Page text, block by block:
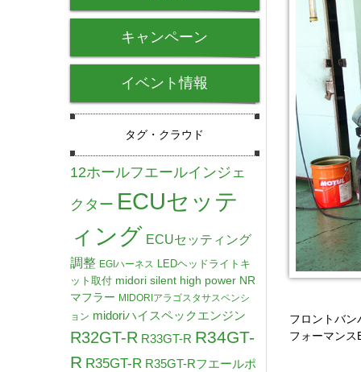
フロントバ
フォーマンス
キャンペーン
イベント情報
タグ・クラウド
12ホールフエールインジェ
クター ECUセッテ
ィング ECUセッティング
調整 EGIハーネス LEDヘッドライトキ
ット取付 midori silent high power NR
マフラー MIDORIアラゴスタサスペンシ
ョン midoriハイスペックエンジン
R32GT-R R33GT-R R34GT-
R R35GT-R R35GT-Rフエールポ